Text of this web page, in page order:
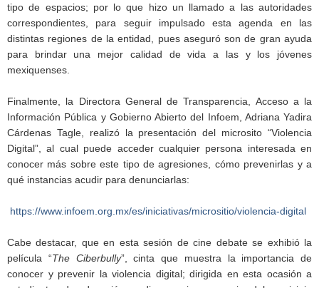
tipo de espacios; por lo que hizo un llamado a las autoridades
correspondientes, para seguir impulsado esta agenda en las
distintas regiones de la entidad, pues aseguró son de gran ayuda
para brindar una mejor calidad de vida a las y los jóvenes
mexiquenses.
Finalmente, la Directora General de Transparencia, Acceso a la
Información Pública y Gobierno Abierto del Infoem, Adriana Yadira
Cárdenas Tagle, realizó la presentación del microsito “Violencia
Digital”, al cual puede acceder cualquier persona interesada en
conocer más sobre este tipo de agresiones, cómo prevenirlas y a
qué instancias acudir para denunciarlas:
https://www.infoem.org.mx/es/iniciativas/micrositio/violencia-digital
Cabe destacar, que en esta sesión de cine debate se exhibió la
película “The Ciberbully”, cinta que muestra la importancia de
conocer y prevenir la violencia digital; dirigida en esta ocasión a